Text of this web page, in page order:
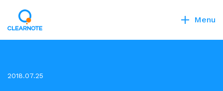
Menu
2018.07.25